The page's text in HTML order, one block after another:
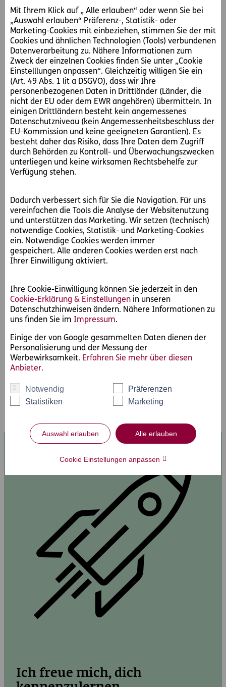
Mit Ihrem Klick auf „ Alle erlauben“ oder wenn Sie bei
„Auswahl erlauben“ Präferenz-, Statistik- oder
Marketing-Cookies mit einbeziehen, stimmen Sie der mit
Cookies und ähnlichen Technologien (Tools) verbundenen
Datenverarbeitung zu. Nähere Informationen zum
Zweck der einzelnen Cookies finden Sie unter „Cookie
Einstelllungen anpassen“. Gleichzeitig willigen Sie ein
(Art. 49 Abs. 1 lit a DSGVO), dass wir Ihre
personenbezogenen Daten in Drittländer (Länder, die
nicht der EU oder dem EWR angehören) übermitteln. In
einigen Drittländern besteht kein angemessenes
Datenschutzniveau (kein Angemessenheitsbeschluss der
EU-Kommission und keine geeigneten Garantien). Es
besteht daher das Risiko, dass Ihre Daten dem Zugriff
durch Behörden zu Kontroll- und Überwachungszwecken
unterliegen und keine wirksamen Rechtsbehelfe zur
Verfügung stehen.
Dadurch verbessert sich für Sie die Navigation. Für uns
vereinfachen die Tools die Analyse der Websitenutzung
und unterstützen das Marketing. Wir setzen (technisch)
notwendige Cookies, Statistik- und Marketing-Cookies
ein. Notwendige Cookies werden immer
gespeichert. Alle anderen Cookies werden erst nach
Ihrer Einwilligung aktiviert.
Ihre Cookie-Einwilligung können Sie jederzeit in den
Cookie-Erklärung & Einstellungen in unseren
Datenschutzhinweisen ändern. Nähere Informationen zu
uns finden Sie im Impressum.
Einige der von Google gesammelten Daten dienen der
Personalisierung und der Messung der
Werbewirksamkeit. Erfahren Sie mehr über diesen
Anbieter.
Notwendig
Präferenzen
Statistiken
Marketing
Auswahl erlauben Alle erlauben
Cookie Einstellungen anpassen
bringst du Freude an der persönlichen Beratung und
Betreuung mit.
ERGO wurde zum 10. Mal in Folge als „Service-Champion“
auf Platz 1 der Versicherungsbranche ausgezeichnet.
Auch in Zukunft wollen wir unsere Kundinnen und Kunden
mit innovativen Produkten und einer hohen
Servicequalität begeistern und setzen daher auf ein
topqualifiziertes Vertriebsteam.
Auf dem Weg zum Versicherungsprofi begleiten wir dich
natürlich: Von Anfang an bilden wir unsere neuen
Vertriebsmitarbeiterinnen und Vertriebsmitarbeiter mit
unserem zukunftsweisenden Schulungskonzept
umfassend aus. Dieses kombiniert praxisorientierte
Trainings, e-Learnings und natürlich „Trainings on the
neuen Kolleginnen und Kollegen auch Verkaufstrainings
sowie Schulungen in den Bereichen Kommunikation,
Präsentation und Social Media.
Natürlich ist uns wichtig, dass gute Arbeit auch belohnt
wird. Daher honorieren wir unsere Kolleginnen und
erreichen, auch dementsprechend.
Du willst noch mehr? Als erfolgreiches Vertriebstalent
hast Du bei ERGO auch attraktive Karrierechancen bis
In jedem Fall bietet dieser Beruf Dir die nötige Flexibilität,
um Karriere und Freizeit gut zu vereinbaren.
Starte mit uns durch und werde Teil unseres großartigen
Teams!
Ich freue mich, dich